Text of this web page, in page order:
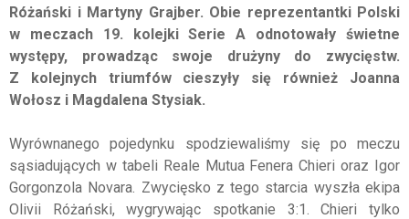
Różański i Martyny Grajber. Obie reprezentantki Polski
w meczach 19. kolejki Serie A odnotowały świetne
występy, prowadząc swoje drużyny do zwycięstw.
Z kolejnych triumfów cieszyły się również Joanna
Wołosz i Magdalena Stysiak.
Wyrównanego pojedynku spodziewaliśmy się po meczu
sąsiadujących w tabeli Reale Mutua Fenera Chieri oraz Igor
Gorgonzola Novara. Zwycięsko z tego starcia wyszła ekipa
Olivii Różański, wygrywając spotkanie 3:1. Chieri tylko